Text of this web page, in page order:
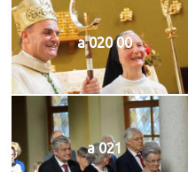
a 020 00
a 021